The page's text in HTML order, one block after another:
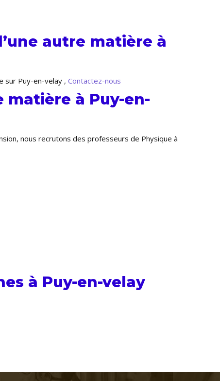
autre matière à
sur Puy-en-velay , Contactez-nous
matière à Puy-en-
nous recrutons des professeurs de Physique à
à Puy-en-velay